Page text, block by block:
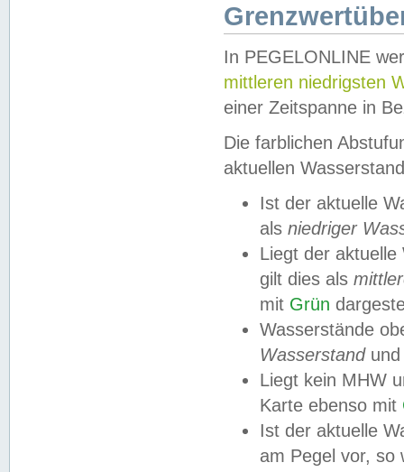
In PEGELONLINE
mittleren niedrigsten
einer Zeitspanne in
Die farblichen
aktuellen
Ist der aktuelle
als niedriger
Liegt der
gilt dies als
mit Grün
Wasserstände
Wasserstandund
Liegt kein MHW
Karte ebenso mit
Ist der aktuelle
am Pegel vor,